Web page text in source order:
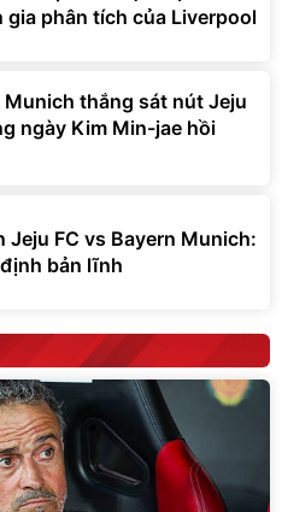
gia phân tích của Liverpool
Munich thắng sát nút Jeju
ngày Kim Min-jae hồi
Jeju FC vs Bayern Munich:
bản lĩnh